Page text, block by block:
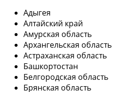
Адыгея
Алтайский край
Амурская область
Архангельская область
Астраханская область
Башкортостан
Белгородская область
Брянская область